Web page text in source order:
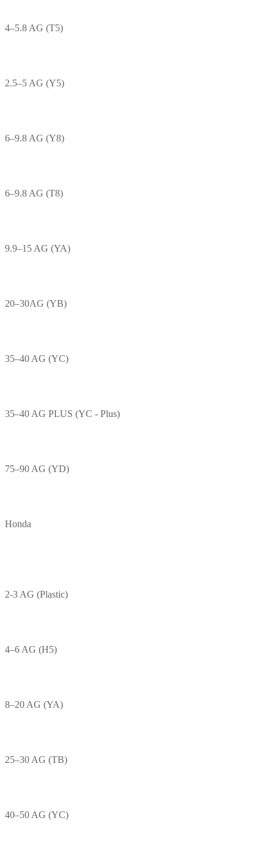
4–5.8 AG (T5)
2.5–5 AG (Y5)
6–9.8 AG (Y8)
6–9.8 AG (T8)
9.9–15 AG (YA)
20–30AG (YB)
35–40 AG (YC)
35–40 AG PLUS (YC - Plus)
75–90 AG (YD)
Honda
2-3 AG (Plastic)
4–6 AG (H5)
8–20 AG (YA)
25–30 AG (TB)
40–50 AG (YC)